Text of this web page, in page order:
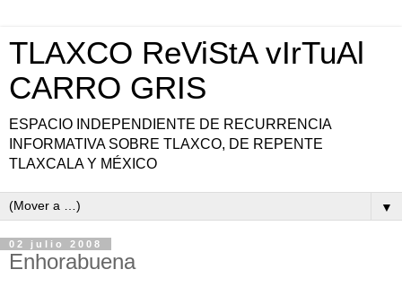
TLAXCO ReViStA vIrTuAl
CARRO GRIS
ESPACIO INDEPENDIENTE DE RECURRENCIA
INFORMATIVA SOBRE TLAXCO, DE REPENTE
TLAXCALA Y MÉXICO
▼
02 julio 2008
Enhorabuena